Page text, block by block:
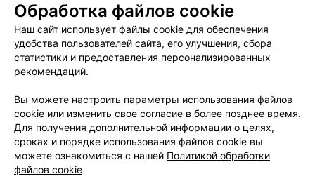
Пользовательское соглашение
Способы оплаты
Вакансии
Партнеры
Написать руководителю 103.by
Обработка персональных данных
Обработка файлов cookie
Наш сайт использует файлы cookie для обеспечения
удобства пользователей сайта, его улучшения, сбора
статистики и предоставления персонализированных
рекомендаций.
Вы можете настроить параметры использования файлов
cookie или изменить свое согласие в более позднее время.
Для получения дополнительной информации о целях,
сроках и порядке использования файлов cookie вы
можете ознакомиться с нашей Политикой обработки
файлов cookie